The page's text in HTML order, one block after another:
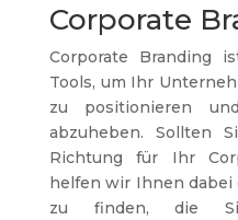
Corporate
Corporate Branding
Tools, um Ihr
zu positionieren
abzuheben. Sollten
Richtung für Ihr
helfen wir Ihnen
zu finden, die